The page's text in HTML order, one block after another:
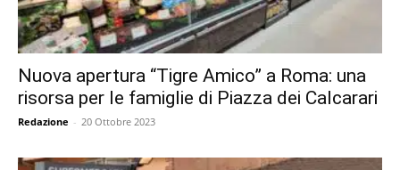
Nuova apertura “Tigre Amico” a Roma: una
risorsa per le famiglie di Piazza dei Calcarari
Redazione - 20 Ottobre 2023